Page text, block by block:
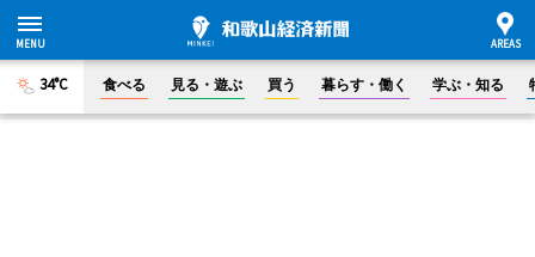
34°C 食べる 見る・遊ぶ 買う 暮らす・働く 学ぶ・知る